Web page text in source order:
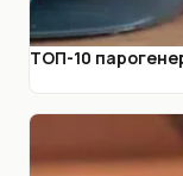
ТОП-10